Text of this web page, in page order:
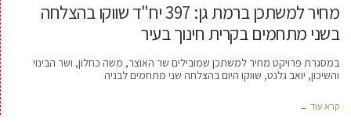
מחיר למשתכן ברמת גן: 397 יח"ד שווקו בהצלחה
בשני מתחמים בקרית חינוך בעיר
במסגרת פרויקט מחיר למשתכן שמובילים שר האוצר, משה כחלון, ושר הבינוי
והשיכון, יואב גלנט, שווקו היום בהצלחה שני מתחמים לבניה
קרא עוד ←